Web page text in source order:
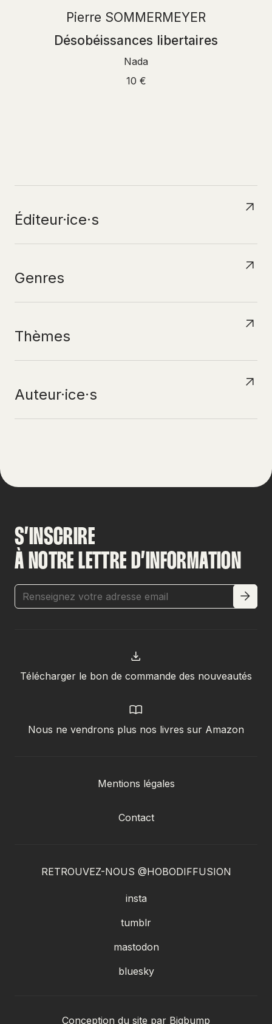
Pierre SOMMERMEYER
Désobéissances libertaires
Nada
10 €
NAVIGUERPAR
Éditeur·ice·s
Genres
Thèmes
Auteur·ice·s
S’INSCRIRE
À NOTRE LETTRE D’INFORMATION
Télécharger le bon de commande des nouveautés
Nous ne vendrons plus nos livres sur Amazon
Mentions légales
Contact
RETROUVEZ-NOUS @HOBODIFFUSION
insta
tumblr
mastodon
bluesky
Conception du site par Bigbump